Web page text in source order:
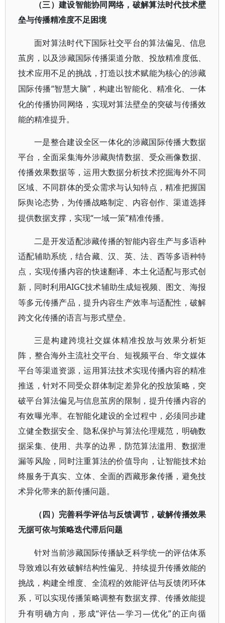
（三）建设智能协同网络，破解算法时代技术壁
垒与传播精准度不足困境
面对算法时代下国际社交平台的算法偏见、信息
茧房，以及涉藏国际传播渠道分散、投放精准度低、
技术应用不足的挑战，打造以技术赋能为核心的涉藏
国际传播“智慧大脑”，构建出智能化、精准化、一体
化的传播协同网络，实现对算法壁垒的突破与传播效
能的精准提升。
一是整合建设全区一体化的涉藏国际传播大数据
平台，全面采集海外涉藏舆情数据、受众画像数据、
传播效果数据等，运用大数据分析技术挖掘海外不同
区域、不同群体的受众需求与认知特点，精准把握国
际舆论态势，为传播战略制定、内容创作、渠道选择
提供数据支撑，实现“一域一策”精准传播。
二是开发适配涉藏传播的智能内容生产与多语种
适配辅助系统，结合藏、汉、英、法、西等多语种特
点，实现传播内容的快速翻译、本土化适配与形式创
新，同时利用AIGC技术辅助生成短视频、图文、海报
等多元传播产品，提升内容生产效率与适配性，破解
跨文化传播的语言与形式壁垒。
三是构建跨境社交媒体精准投放与效果分析矩
阵，整合海外主流社交平台、短视频平台、华文媒体
平台等渠道资源，运用算法技术实现传播内容的精准
推送，针对不同受众群体制定差异化的投放策略，突
破平台算法偏见与信息茧房的限制，提升传播内容的
有效曝光率。在智能化建设的全过程中，必须同步建
立健全数据安全、隐私保护与算法伦理规范，明确数
据采集、使用、共享的边界，防范算法滥用、数据泄
漏等风险，同时注重算法的价值导向，让智能技术始
终服务于真实、立体、全面的西藏形象传播，避免技
术异化带来的新传播问题。
（四）完善科学评估与反馈调节，破解传播效果
无据可依与策略迭代滞后问题
针对当前涉藏国际传播缺乏科学统一的评估体系
导致难以有效破解结构性偏见、持续提升传播效能的
挑战，构建全维度、全流程的效能评估与反馈闭环体
系，可以实现传播策略调整有数据支撑、传播效能提
升有明确方向，形成“评估—学习—优化”的正向循